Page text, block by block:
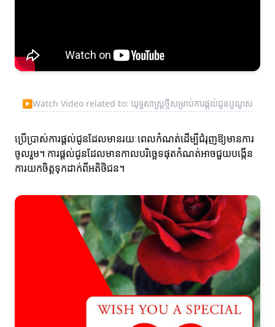
▶Watch Video related to: យុទ្ធសាស្ត្រថ្មីសម្រាប់ការផ្តល់ជូនបូណូស
ប្រើប្រាស់ការផ្តល់ជូនដែលមានរយៈពេលកំណត់ដើម្បីជំរុញឱ្យមានការ
ចូលរួម។ ការផ្តល់ជូនដែលមានកាលបរិច្ឆេទផុតកំណត់អាចជួយបង្កើន
ការយកចិត្តទុកដាក់ពីអតិថិជន។